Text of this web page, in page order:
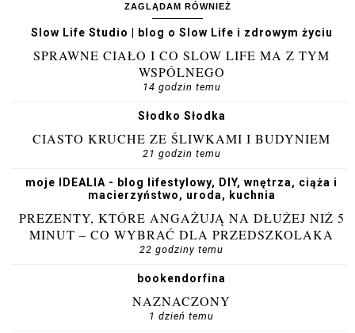
ZAGLĄDAM RÓWNIEŻ
Slow Life Studio | blog o Slow Life i zdrowym życiu
SPRAWNE CIAŁO I CO SLOW LIFE MA Z TYM
WSPÓLNEGO
14 godzin temu
Słodko Słodka
CIASTO KRUCHE ZE ŚLIWKAMI I BUDYNIEM
21 godzin temu
moje IDEALIA - blog lifestylowy, DIY, wnętrza, ciąża i
macierzyństwo, uroda, kuchnia
PREZENTY, KTÓRE ANGAŻUJĄ NA DŁUŻEJ NIŻ 5
MINUT – CO WYBRAĆ DLA PRZEDSZKOLAKA
22 godziny temu
bookendorfina
NAZNACZONY
1 dzień temu